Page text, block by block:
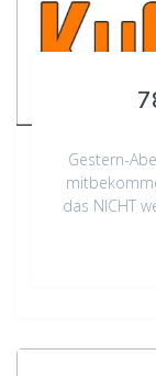
Gestern-
das NICHT